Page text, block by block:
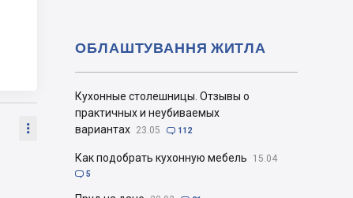

Кухонные столешницы. Отзывы о
практичных и неубиваемых
вариантах 23.05  112
Как подобрать кухонную мебель 15.04
 5
ОБЛАШТУВАННЯ ЖИТЛА